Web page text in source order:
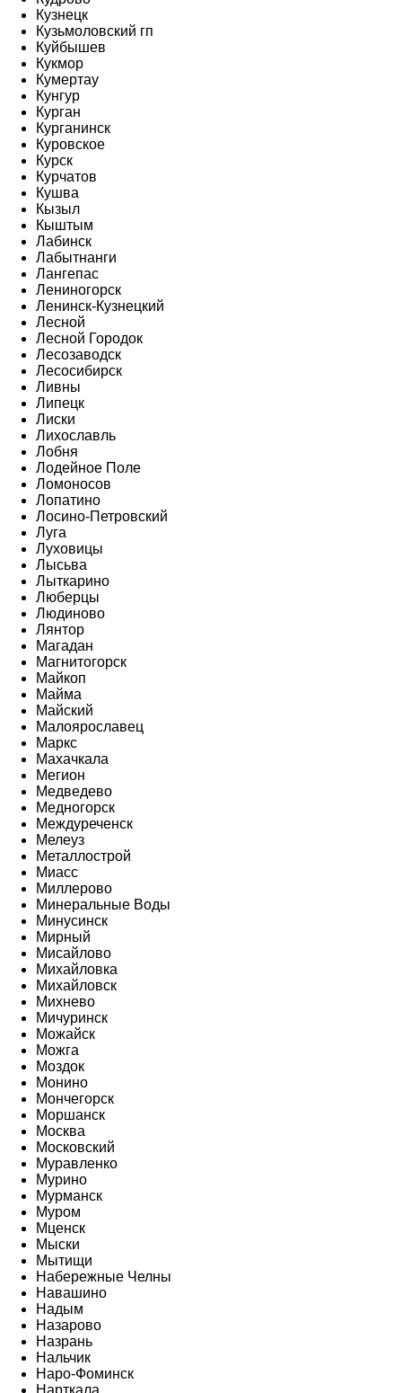
Кузнецк
Кузьмоловский гп
Куйбышев
Кукмор
Кумертау
Кунгур
Курган
Курганинск
Куровское
Курск
Курчатов
Кушва
Кызыл
Кыштым
Лабинск
Лабытнанги
Лангепас
Лениногорск
Ленинск-Кузнецкий
Лесной
Лесной Городок
Лесозаводск
Лесосибирск
Ливны
Липецк
Лиски
Лихославль
Лобня
Лодейное Поле
Ломоносов
Лопатино
Лосино-Петровский
Луга
Луховицы
Лысьва
Лыткарино
Люберцы
Людиново
Лянтор
Магадан
Магнитогорск
Майкоп
Майма
Майский
Малоярославец
Маркс
Махачкала
Мегион
Медведево
Медногорск
Междуреченск
Мелеуз
Металлострой
Миасс
Миллерово
Минеральные Воды
Минусинск
Мирный
Мисайлово
Михайловка
Михайловск
Михнево
Мичуринск
Можайск
Можга
Моздок
Монино
Мончегорск
Моршанск
Москва
Московский
Муравленко
Мурино
Мурманск
Муром
Мценск
Мыски
Мытищи
Набережные Челны
Навашино
Надым
Назарово
Назрань
Нальчик
Наро-Фоминск
Нарткала